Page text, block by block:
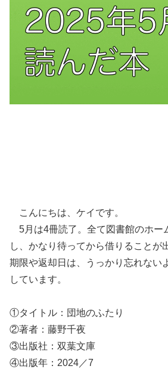
こんにちは、ケイです。
5月は4冊読了。全て図書館のホー
し、かなり待ってから借りることが
期限や返却日は、うっかり忘れない
しています。
①タイトル：団地のふたり
②著者：藤野千夜
③出版社：双葉文庫
④出版年：2024／7